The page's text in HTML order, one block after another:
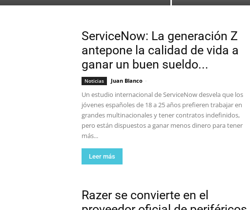
ServiceNow: La generación Z
antepone la calidad de vida a
ganar un buen sueldo...
Noticias Juan Blanco -
Un estudio internacional de ServiceNow desvela que los
jóvenes españoles de 18 a 25 años prefieren trabajar en
grandes multinacionales y tener contratos indefinidos,
pero están dispuestos a ganar menos dinero para tener
más...
Leer más
Razer se convierte en el